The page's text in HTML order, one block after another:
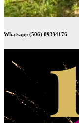
Whatsapp (506) 89384176